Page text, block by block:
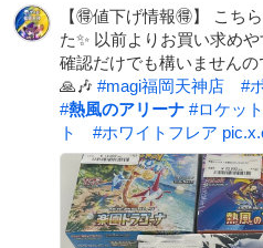
【🉐値下げ情報🉐】 こち
た✨ 以前よりお買い求め
確認だけでも構いません
🙏🎶 #magi福岡天神店 #
#熱風のアリーナ #ロケッ
ト
#ホワイトフレア